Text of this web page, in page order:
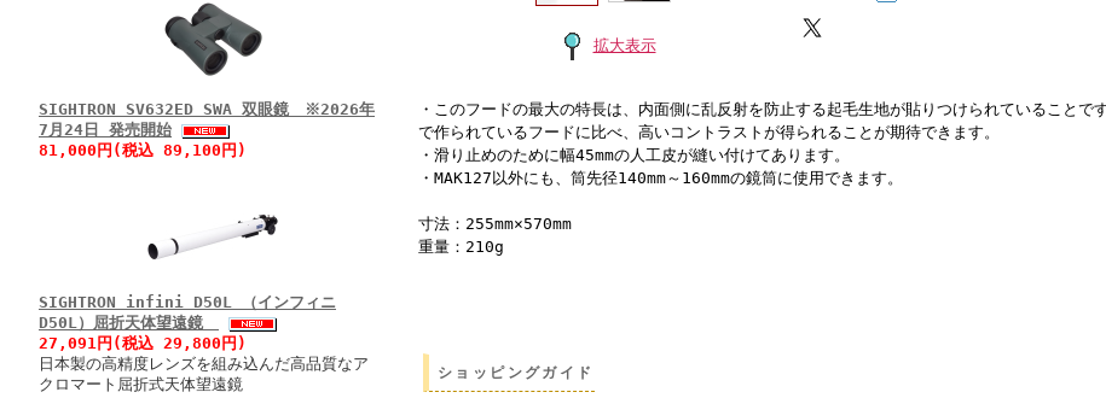
SIGHTRON SV632ED SWA 双眼鏡 ※2026年
7月24日 発売開始
81,000円(税込 89,100円)
SIGHTRON infini D50L （インフィニ
D50L）屈折天体望遠鏡
27,091円(税込 29,800円)
日本製の高精度レンズを組み込んだ高品質なア
クロマート屈折式天体望遠鏡
拡大表示
・このフードの最大の特長は、内面側に乱反射を防止する起毛生地が貼りつけられていることで
で作られているフードに比べ、高いコントラストが得られることが期待できます。
・滑り止めのために幅45mmの人工皮が縫い付けてあります。
・MAK127以外にも、筒先径140mm～160mmの鏡筒に使用できます。
寸法：255mm×570mm
重量：210g
ショッピングガイド